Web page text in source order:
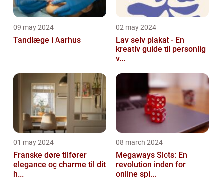
09 may 2024
Tandlæge i Aarhus
02 may 2024
Lav selv plakat - En
kreativ guide til personlig
v...
01 may 2024
Franske døre tilfører
elegance og charme til dit
h...
08 march 2024
Megaways Slots: En
revolution inden for
online spi...